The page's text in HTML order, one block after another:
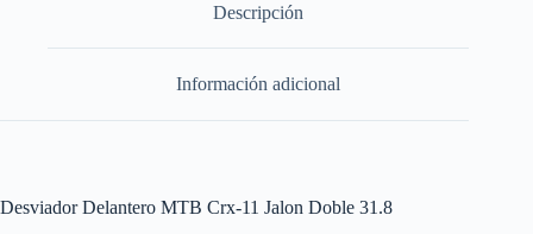
Descripción
Información adicional
Desviador Delantero MTB Crx-11 Jalon Doble 31.8